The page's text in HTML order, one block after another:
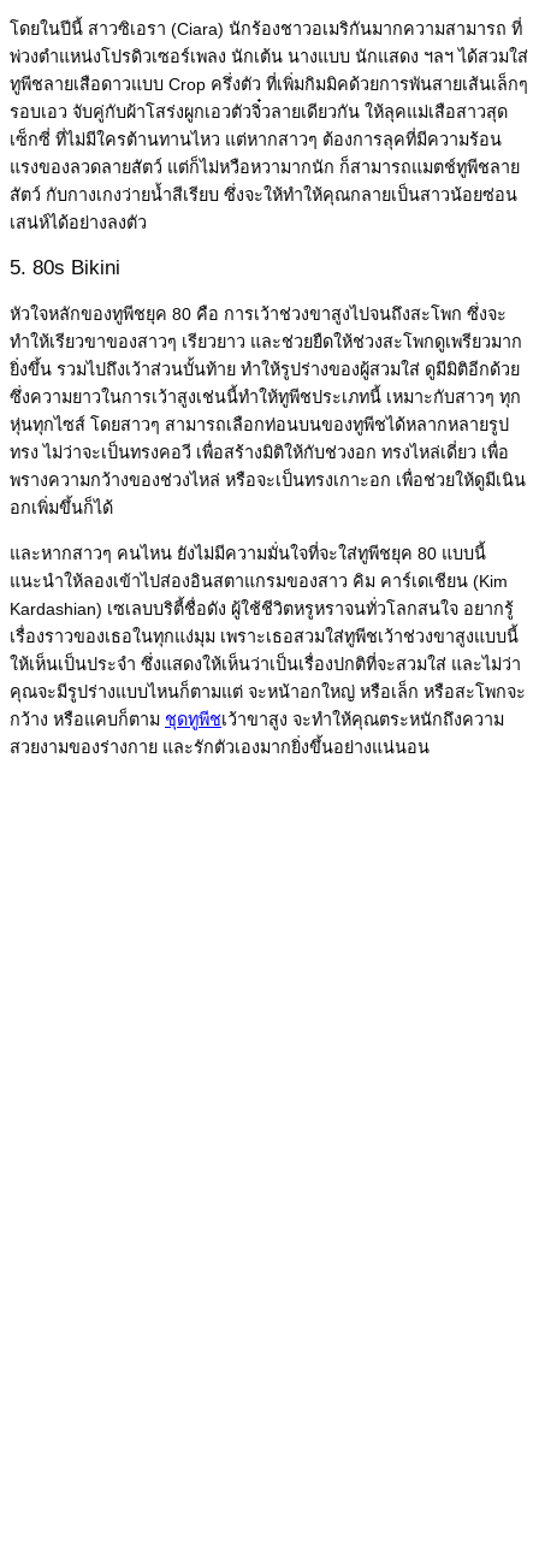
โดยในปีนี้ สาวซิเอรา (Ciara) นักร้องชาวอเมริกันมากความสามารถ ที่
พ่วงตำแหน่งโปรดิวเซอร์เพลง นักเต้น นางแบบ นักแสดง ฯลฯ ได้สวมใส่
ทูพีชลายเสือดาวแบบ Crop ครึ่งตัว ที่เพิ่มกิมมิคด้วยการพันสายเส้นเล็กๆ
รอบเอว จับคู่กับผ้าโสร่งผูกเอวตัวจิ๋วลายเดียวกัน ให้ลุคแม่เสือสาวสุด
เซ็กซี่ ที่ไม่มีใครต้านทานไหว แต่หากสาวๆ ต้องการลุคที่มีความร้อน
แรงของลวดลายสัตว์ แต่ก็ไม่หวือหวามากนัก ก็สามารถแมตช์ทูพีชลาย
สัตว์ กับกางเกงว่ายน้ำสีเรียบ ซึ่งจะให้ทำให้คุณกลายเป็นสาวน้อยซ่อน
เสน่ห์ได้อย่างลงตัว
5. 80s Bikini
หัวใจหลักของทูพีชยุค 80 คือ การเว้าช่วงขาสูงไปจนถึงสะโพก ซึ่งจะ
ทำให้เรียวขาของสาวๆ เรียวยาว และช่วยยืดให้ช่วงสะโพกดูเพรียวมาก
ยิ่งขึ้น รวมไปถึงเว้าส่วนบั้นท้าย ทำให้รูปร่างของผู้สวมใส่ ดูมีมิติอีกด้วย
ซึ่งความยาวในการเว้าสูงเช่นนี้ทำให้ทูพีชประเภทนี้ เหมาะกับสาวๆ ทุก
หุ่นทุกไซส์ โดยสาวๆ สามารถเลือกท่อนบนของทูพีชได้หลากหลายรูป
ทรง ไม่ว่าจะเป็นทรงคอวี เพื่อสร้างมิติให้กับช่วงอก ทรงไหล่เดี่ยว เพื่อ
พรางความกว้างของช่วงไหล่ หรือจะเป็นทรงเกาะอก เพื่อช่วยให้ดูมีเนิน
อกเพิ่มขึ้นก็ได้
และหากสาวๆ คนไหน ยังไม่มีความมั่นใจที่จะใส่ทูพีชยุค 80 แบบนี้
แนะนำให้ลองเข้าไปส่องอินสตาแกรมของสาว คิม คาร์เดเชียน (Kim
Kardashian) เซเลบบริตี้ชื่อดัง ผู้ใช้ชีวิตหรูหราจนทั่วโลกสนใจ อยากรู้
เรื่องราวของเธอในทุกแง่มุม เพราะเธอสวมใส่ทูพีชเว้าช่วงขาสูงแบบนี้
ให้เห็นเป็นประจำ ซึ่งแสดงให้เห็นว่าเป็นเรื่องปกติที่จะสวมใส่ และไม่ว่า
คุณจะมีรูปร่างแบบไหนก็ตามแต่ จะหน้าอกใหญ่ หรือเล็ก หรือสะโพกจะ
กว้าง หรือแคบก็ตาม ชุดทูพีชเว้าขาสูง จะทำให้คุณตระหนักถึงความ
สวยงามของร่างกาย และรักตัวเองมากยิ่งขึ้นอย่างแน่นอน